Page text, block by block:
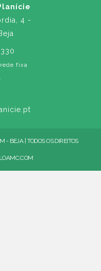
4 -
fixa
BEJA | TODOS OS DIREITOS